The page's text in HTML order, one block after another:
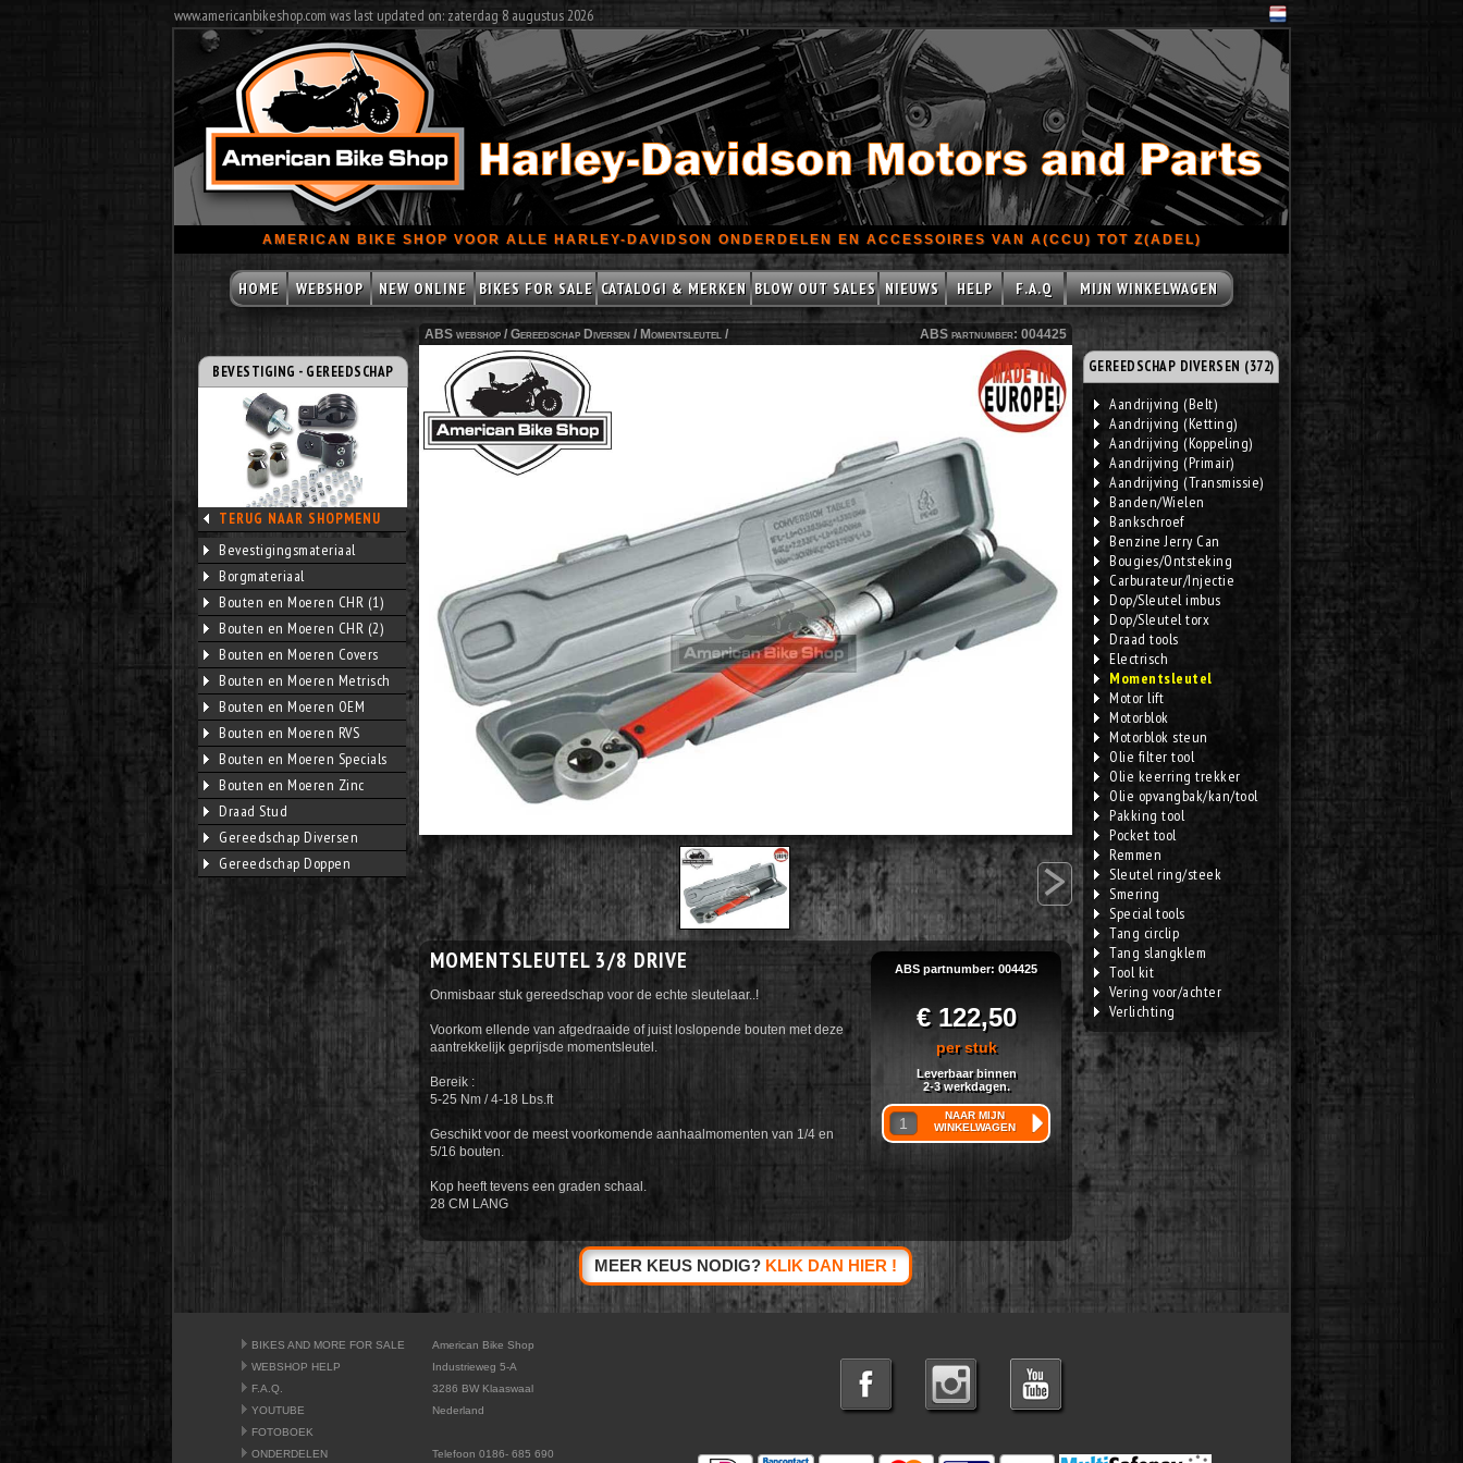
www.americanbikeshop.com was last updated on: zaterdag 8 augustus 2026
AMERICAN BIKE SHOP VOOR ALLE HARLEY-DAVIDSON ONDERDELEN EN ACCESSOIRES VAN A(CCU) TOT Z(ADEL)
HOME WEBSHOP NEW ONLINE BIKES FOR SALE CATALOGI & MERKEN BLOW OUT SALES NIEUWS HELP F.A.Q MIJN WINKELWAGEN
BEVESTIGING - GEREEDSCHAP
TERUG NAAR SHOPMENU
Bevestigingsmateriaal
Borgmateriaal
Bouten en Moeren CHR (1)
Bouten en Moeren CHR (2)
Bouten en Moeren Covers
Bouten en Moeren Metrisch
Bouten en Moeren OEM
Bouten en Moeren RVS
Bouten en Moeren Specials
Bouten en Moeren Zinc
Draad Stud
Gereedschap Diversen
Gereedschap Doppen
ABS webshop / Gereedschap Diversen / Momentsleutel / ABS partnumber: 004425
>
MOMENTSLEUTEL 3/8 DRIVE
Onmisbaar stuk gereedschap voor de echte sleutelaar..!
Voorkom ellende van afgedraaide of juist loslopende bouten met deze
aantrekkelijk geprijsde momentsleutel.
Bereik :
5-25 Nm / 4-18 Lbs.ft
Geschikt voor de meest voorkomende aanhaalmomenten van 1/4 en
5/16 bouten.
Kop heeft tevens een graden schaal.
28 CM LANG
ABS partnumber: 004425
€ 122,50
per stuk
Leverbaar binnen
2-3 werkdagen.
NAAR MIJN
WINKELWAGEN
MEER KEUS NODIG? KLIK DAN HIER !
GEREEDSCHAP DIVERSEN (372)
Aandrijving (Belt)
Aandrijving (Ketting)
Aandrijving (Koppeling)
Aandrijving (Primair)
Aandrijving (Transmissie)
Banden/Wielen
Bankschroef
Benzine Jerry Can
Bougies/Ontsteking
Carburateur/Injectie
Dop/Sleutel imbus
Dop/Sleutel torx
Draad tools
Electrisch
Momentsleutel
Motor lift
Motorblok
Motorblok steun
Olie filter tool
Olie keerring trekker
Olie opvangbak/kan/tool
Pakking tool
Pocket tool
Remmen
Sleutel ring/steek
Smering
Special tools
Tang circlip
Tang slangklem
Tool kit
Vering voor/achter
Verlichting
BIKES AND MORE FOR SALE
WEBSHOP HELP
F.A.Q.
YOUTUBE
FOTOBOEK
ONDERDELEN
American Bike Shop
Industrieweg 5-A
3286 BW Klaaswaal
Nederland
Telefoon 0186- 685 690